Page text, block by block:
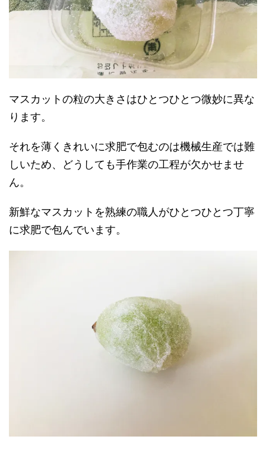
マスカットの粒の大きさはひとつひとつ微妙に異な
ります。
それを薄くきれいに求肥で包むのは機械生産では難
しいため、どうしても手作業の工程が欠かせませ
ん。
新鮮なマスカットを熟練の職人がひとつひとつ丁寧
に求肥で包んでいます。